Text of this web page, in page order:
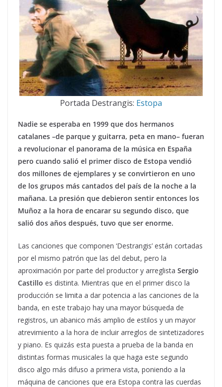
Portada Destrangis: Estopa
Nadie se esperaba en 1999 que dos hermanos
catalanes –de parque y guitarra, peta en mano– fueran
a revolucionar el panorama de la música en España
pero cuando salió el primer disco de Estopa vendió
dos millones de ejemplares y se convirtieron en uno
de los grupos más cantados del país de la noche a la
mañana. La presión que debieron sentir entonces los
Muñoz a la hora de encarar su segundo disco, que
salió dos años después, tuvo que ser enorme.
Las canciones que componen ‘Destrangis’ están cortadas
por el mismo patrón que las del debut, pero la
aproximación por parte del productor y arreglista Sergio
Castillo es distinta. Mientras que en el primer disco la
producción se limita a dar potencia a las canciones de la
banda, en este trabajo hay una mayor búsqueda de
registros, un abanico más amplio de estilos y un mayor
atrevimiento a la hora de incluir arreglos de sintetizadores
y piano. Es quizás esta puesta a prueba de la banda en
distintas formas musicales la que haga este segundo
disco algo más difuso a primera vista, poniendo a la
máquina de canciones que era Estopa contra las cuerdas